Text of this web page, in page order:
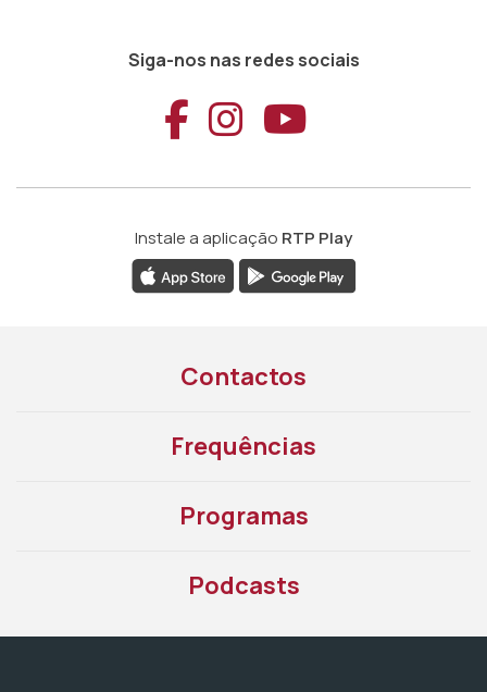
Siga-nos nas redes sociais
Aceder ao
Aceder ao
Aceder
Instale a aplicação RTP Play
Contactos
Frequências
Programas
Podcasts